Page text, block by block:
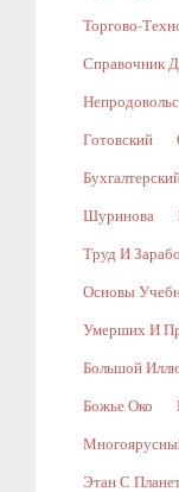
Торгово-
Справочник
Готовский
Шуринова
Труд И
Основы
Умерших И
Большой
Божье Око
Этан С